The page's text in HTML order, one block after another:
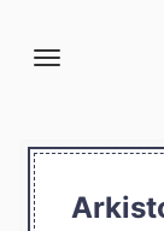
suoraan